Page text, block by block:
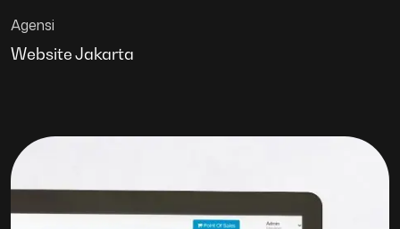
Agensi
Website Jakarta